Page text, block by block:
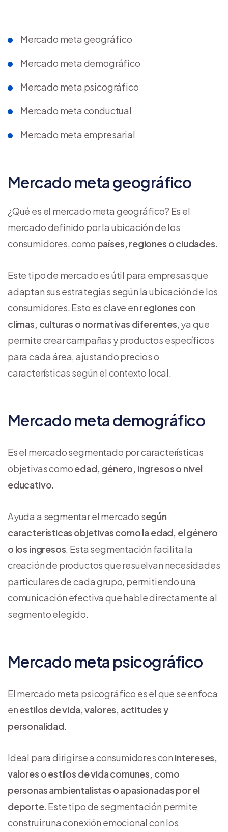
Mercado meta geográfico
Mercado meta demográfico
Mercado meta psicográfico
Mercado meta conductual
Mercado meta empresarial
Mercado meta geográfico
¿Qué es el mercado meta geográfico? Es el
mercado definido por la ubicación de los
consumidores, como países, regiones o ciudades.
Este tipo de mercado es útil para empresas que
adaptan sus estrategias según la ubicación de los
consumidores. Esto es clave enregiones con
climas, culturas o normativas diferentes, ya que
permite crear campañas y productos específicos
para cada área, ajustando precios o
características según el contexto local.
Mercado meta demográfico
Es el mercado segmentado por características
objetivas comoedad, género, ingresos o nivel
educativo.
Ayuda a segmentar el mercado según
características objetivas como la edad, el género
o los ingresos. Esta segmentación facilita la
creación de productos que resuelvan necesidades
particulares de cada grupo, permitiendo una
comunicación efectiva que hable directamente al
segmento elegido.
Mercado meta psicográfico
El mercado meta psicográfico es el que se enfoca
enestilos de vida, valores, actitudes y
personalidad.
Ideal para dirigirse a consumidores con intereses,
valores o estilos de vida comunes, como
personas ambientalistas o apasionadas por el
deporte. Este tipo de segmentación permite
construir una conexión emocional con los